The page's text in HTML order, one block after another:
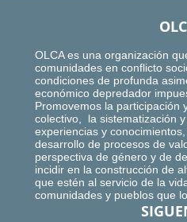
OLCA es una organización
comunidades en conflicto
condiciones de profunda
económico depredador
Promovemos la participación
colectivo, la sistematización
experiencias y
desarrollo de procesos de
perspectiva de género y de
incidir en la construcción de
que estén al servicio de la
comunidades y pueblos que